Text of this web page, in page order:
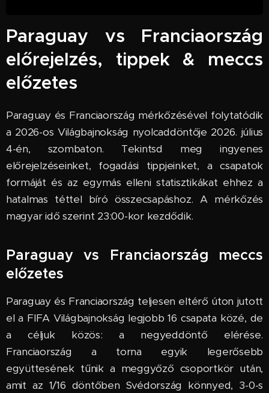
Paraguay vs Franciaország
előrejelzés, tippek & meccs
előzetes
Paraguay és Franciaország mérkőzésével folytatódik
a 2026-os Világbajnokság nyolcaddöntője 2026. július
4-én, szombaton. Tekintsd meg ingyenes
előrejelzéseinket, fogadási tippjeinket, a csapatok
formáját és az egymás elleni statisztikákat ehhez a
hatalmas téttel bíró összecsapáshoz. A mérkőzés
magyar idő szerint 23:00-kor kezdődik.
Paraguay vs Franciaország meccs
előzetes
Paraguay és Franciaország teljesen eltérő úton jutott
el a FIFA Világbajnokság legjobb 16 csapata közé, de
a céljuk közös: a negyeddöntő elérése.
Franciaország a torna egyik legerősebb
együttesének tűnik a meggyőző csoportkör után,
amit az 1/16 döntőben Svédország könnyed, 3-0-s